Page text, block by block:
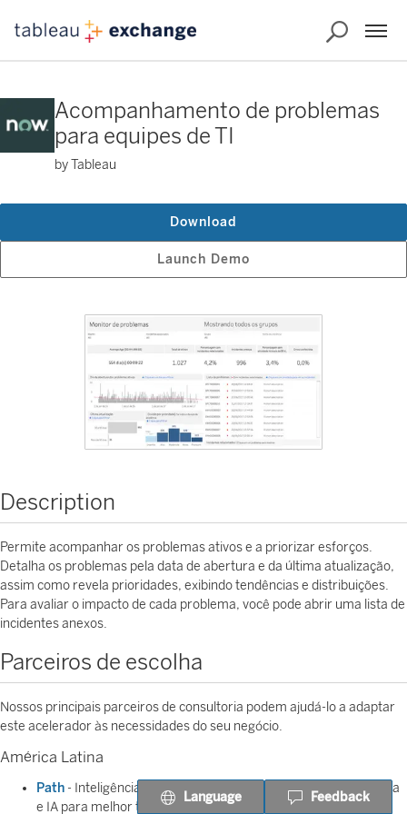
Acompanhamento de problemas
para equipes de TI
by Tableau
Launch Demo
Download
Description
Permite acompanhar os problemas ativos e a priorizar esforços.
Detalha os problemas pela data de abertura e da última atualização,
assim como revela prioridades, exibindo tendências e distribuições.
Para avaliar o impacto de cada problema, você pode abrir uma lista de
incidentes anexos.
Parceiros de escolha
Nossos principais parceiros de consultoria podem ajudá-lo a adaptar
este acelerador às necessidades do seu negócio.
América Latina
Path - Inteligência de dados usando aprendizagem de máquina
e IA para melhor tomada de decisão.
Language Feedback